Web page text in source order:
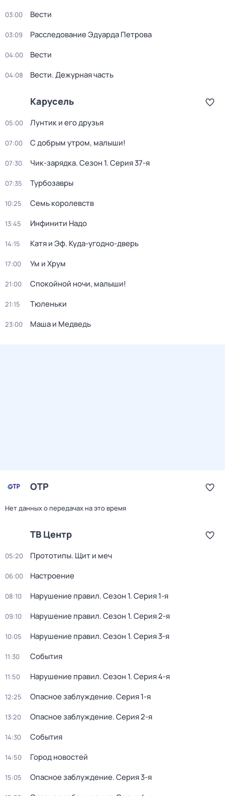
03:00 Вести
03:09 Расследование Эдуарда Петрова
04:00 Вести
04:08 Вести. Дежурная часть
Карусель
05:00 Лунтик и его друзья
07:00 С добрым утром, малыши!
07:30 Чик-зарядка. Сезон 1. Серия 37-я
07:35 Турбозавры
10:25 Семь королевств
13:45 Инфинити Надо
14:15 Катя и Эф. Куда-угодно-дверь
17:00 Ум и Хрум
21:00 Спокойной ночи, малыши!
21:15 Тюленьки
23:00 Маша и Медведь
ОТР
Нет данных о передачах на это время
ТВ Центр
05:20 Прототипы. Щит и меч
06:00 Настроение
08:10 Нарушение правил. Сезон 1. Серия 1-я
09:10 Нарушение правил. Сезон 1. Серия 2-я
10:05 Нарушение правил. Сезон 1. Серия 3-я
11:30 События
11:50 Нарушение правил. Сезон 1. Серия 4-я
12:25 Опасное заблуждение. Серия 1-я
13:20 Опасное заблуждение. Серия 2-я
14:30 События
14:50 Город новостей
15:05 Опасное заблуждение. Серия 3-я